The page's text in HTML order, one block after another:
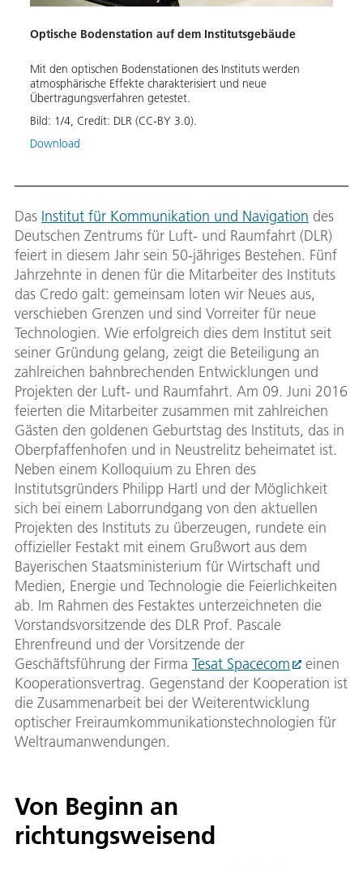
Optische Bodenstation auf dem Institutsgebäude
Mit den optischen Bodenstationen des Instituts werden
atmosphärische Effekte charakterisiert und neue
Übertragungsverfahren getestet.
Bild: 1/4, Credit: DLR (CC-BY 3.0).
Download
Das Institut für Kommunikation und Navigation des
Deutschen Zentrums für Luft- und Raumfahrt (DLR)
feiert in diesem Jahr sein 50-jähriges Bestehen. Fünf
Jahrzehnte in denen für die Mitarbeiter des Instituts
das Credo galt: gemeinsam loten wir Neues aus,
verschieben Grenzen und sind Vorreiter für neue
Technologien. Wie erfolgreich dies dem Institut seit
seiner Gründung gelang, zeigt die Beteiligung an
zahlreichen bahnbrechenden Entwicklungen und
Projekten der Luft- und Raumfahrt. Am 09. Juni 2016
feierten die Mitarbeiter zusammen mit zahlreichen
Gästen den goldenen Geburtstag des Instituts, das in
Oberpfaffenhofen und in Neustrelitz beheimatet ist.
Neben einem Kolloquium zu Ehren des
Institutsgründers Philipp Hartl und der Möglichkeit
sich bei einem Laborrundgang von den aktuellen
Projekten des Instituts zu überzeugen, rundete ein
offizieller Festakt mit einem Grußwort aus dem
Bayerischen Staatsministerium für Wirtschaft und
Medien, Energie und Technologie die Feierlichkeiten
ab. Im Rahmen des Festaktes unterzeichneten die
Vorstandsvorsitzende des DLR Prof. Pascale
Ehrenfreund und der Vorsitzende der
Geschäftsführung der Firma Tesat Spacecom
einen
Kooperationsvertrag. Gegenstand der Kooperation ist
die Zusammenarbeit bei der Weiterentwicklung
optischer Freiraumkommunikationstechnologien für
Weltraumanwendungen.
Von Beginn an
richtungsweisend